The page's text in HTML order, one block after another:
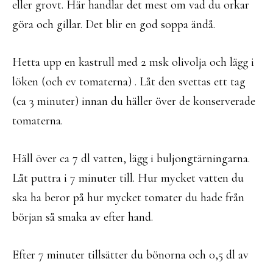
eller grovt. Här handlar det mest om vad du orkar
göra och gillar. Det blir en god soppa ändå.
Hetta upp en kastrull med 2 msk olivolja och lägg i
löken (och ev tomaterna) . Låt den svettas ett tag
(ca 3 minuter) innan du häller över de konserverade
tomaterna.
Häll över ca 7 dl vatten, lägg i buljongtärningarna.
Låt puttra i 7 minuter till. Hur mycket vatten du
ska ha beror på hur mycket tomater du hade från
början så smaka av efter hand.
Efter 7 minuter tillsätter du bönorna och 0,5 dl av